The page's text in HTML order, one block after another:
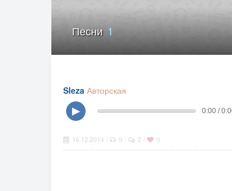
Песни1
Sleza Авторская
▶
0:00 /
16.12.2014 9 2 0